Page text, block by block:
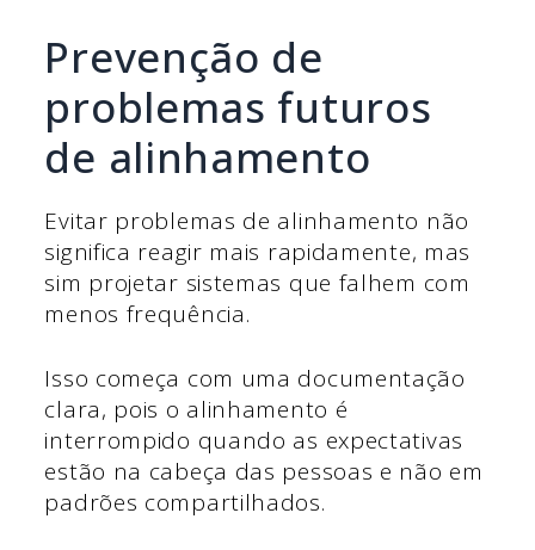
Prevenção de
problemas futuros
de alinhamento
Evitar problemas de alinhamento não
significa reagir mais rapidamente, mas
sim projetar sistemas que falhem com
menos frequência.
Isso começa com uma documentação
clara, pois o alinhamento é
interrompido quando as expectativas
estão na cabeça das pessoas e não em
padrões compartilhados.